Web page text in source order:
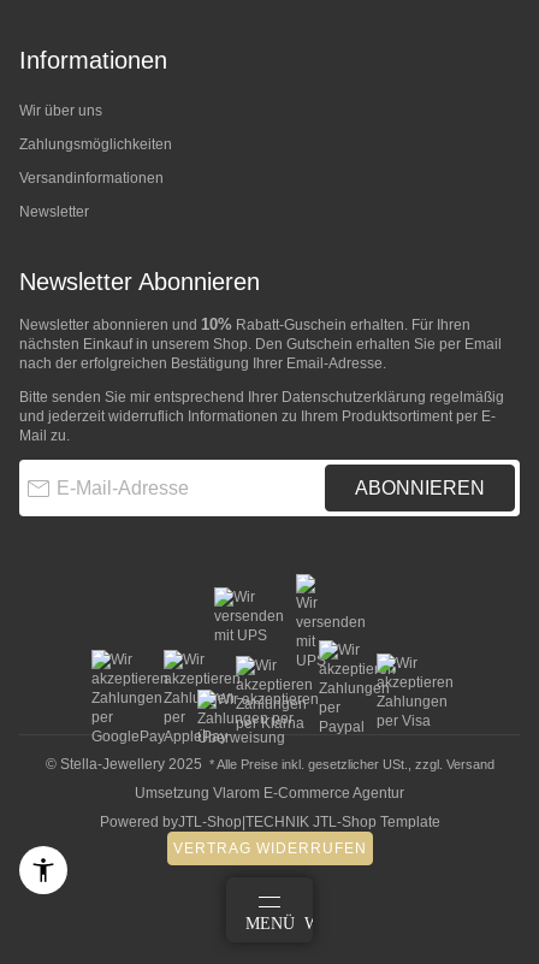
Informationen
Wir über uns
Zahlungsmöglichkeiten
Versandinformationen
Newsletter
Newsletter Abonnieren
Newsletter abonnieren und 10% Rabatt-Guschein erhalten. Für Ihren
nächsten Einkauf in unserem Shop. Den Gutschein erhalten Sie per Email
nach der erfolgreichen Bestätigung Ihrer Email-Adresse.
Bitte senden Sie mir entsprechend Ihrer Datenschutzerklärung regelmäßig
und jederzeit widerruflich Informationen zu Ihrem Produktsortiment per E-
Mail zu.
ABONNIEREN
© Stella-Jewellery 2025 * Alle Preise inkl. gesetzlicher USt., zzgl. Versand
Umsetzung Vlarom E-Commerce Agentur
Powered byJTL-Shop TECHNIK JTL-Shop Template
VERTRAG WIDERRUFEN
MENÜ WARENKORB